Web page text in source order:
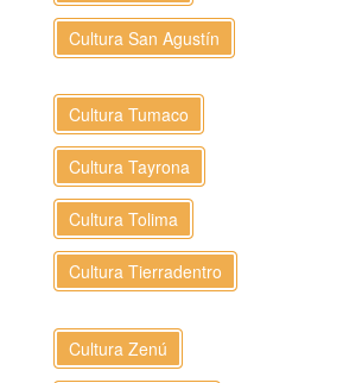
Cultura San Agustín
Cultura Tumaco
Cultura Tayrona
Cultura Tolima
Cultura Tierradentro
Cultura Zenú